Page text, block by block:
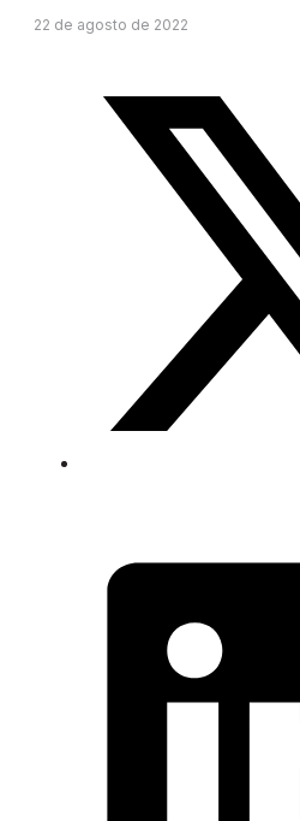
22 de agosto de 2022